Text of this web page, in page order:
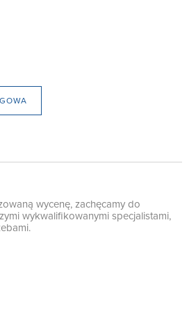
wycenę, zachęcamy do
wykwalifikowanymi specjalistami,